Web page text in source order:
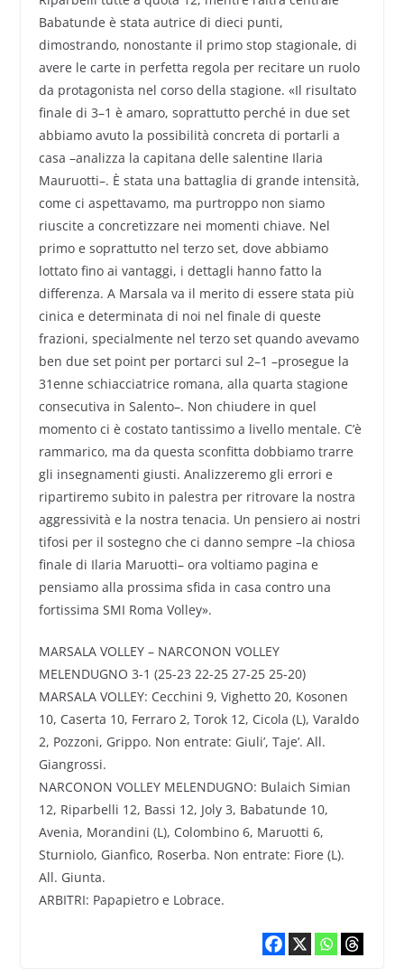
Babatunde è stata autrice di dieci punti,
dimostrando, nonostante il primo stop stagionale, di
avere le carte in perfetta regola per recitare un ruolo
da protagonista nel corso della stagione. «Il risultato
finale di 3–1 è amaro, soprattutto perché in due set
abbiamo avuto la possibilità concreta di portarli a
casa –analizza la capitana delle salentine Ilaria
Mauruotti–. È stata una battaglia di grande intensità,
come ci aspettavamo, ma purtroppo non siamo
riuscite a concretizzare nei momenti chiave. Nel
primo e soprattutto nel terzo set, dove abbiamo
lottato fino ai vantaggi, i dettagli hanno fatto la
differenza. A Marsala va il merito di essere stata più
cinica e determinata di noi nel finale di queste
frazioni, specialmente nel terzo set quando avevamo
ben due set point per portarci sul 2–1 –prosegue la
31enne schiacciatrice romana, alla quarta stagione
consecutiva in Salento–. Non chiudere in quel
momento ci è costato tantissimo a livello mentale. C’è
rammarico, ma da questa sconfitta dobbiamo trarre
gli insegnamenti giusti. Analizzeremo gli errori e
ripartiremo subito in palestra per ritrovare la nostra
aggressività e la nostra tenacia. Un pensiero ai nostri
tifosi per il sostegno che ci danno sempre –la chiosa
finale di Ilaria Maruotti– ora voltiamo pagina e
pensiamo alla prossima sfida in casa contro una
fortissima SMI Roma Volley».
MARSALA VOLLEY – NARCONON VOLLEY
MELENDUGNO 3-1 (25-23 22-25 27-25 25-20)
MARSALA VOLLEY: Cecchini 9, Vighetto 20, Kosonen
10, Caserta 10, Ferraro 2, Torok 12, Cicola (L), Varaldo
2, Pozzoni, Grippo. Non entrate: Giuli’, Taje’. All.
Giangrossi.
NARCONON VOLLEY MELENDUGNO: Bulaich Simian
12, Riparbelli 12, Bassi 12, Joly 3, Babatunde 10,
Avenia, Morandini (L), Colombino 6, Maruotti 6,
Sturniolo, Gianfico, Roserba. Non entrate: Fiore (L).
All. Giunta.
ARBITRI: Papapietro e Lobrace.